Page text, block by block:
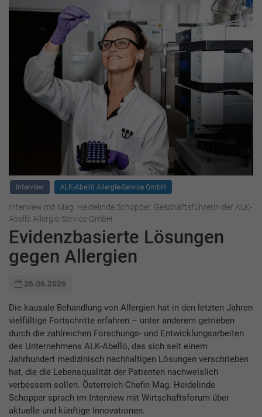
Interview ALK-Abelló Allergie-Service GmbH
Interview mit Mag. Heidelinde Schopper, Geschäftsführerin der ALK-
Abelló Allergie-Service GmbH
Evidenzbasierte Lösungen
gegen Allergien
26.06.2026
Die kausale Behandlung von Allergien hat in den letzten Jahren
vielfältige Fortschritte erfahren – unter anderem getrieben
durch die zahlreichen Forschungs- und Entwicklungsarbeiten
des Unternehmens ALK-Abelló, das sich seit einem
Jahrhundert medizinisch nachhaltigen Lösungen verschrieben
hat, die die Lebensqualität der Patienten nachweislich
verbessern sollen. Österreich-Chefin Mag. Heidelinde
Schopper sprach im Interview mit Wirtschaftsforum über
aktuelle und künftige Innovationen.